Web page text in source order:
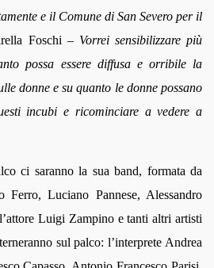
e il Comune di San Severo per il
Foschi – Vorrei sensibilizzare più
possa essere diffusa e orribile la
donne e su quanto le donne possano
incubi e ricominciare a vedere a
ci saranno la sua band, formata da
Ferro, Luciano Pannese, Alessandro
Luigi Zampino e tanti altri artisti
sul palco: l’interprete Andrea